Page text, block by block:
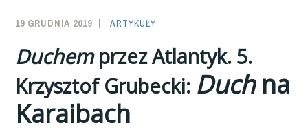
19 GRUDNIA 2019
SAILOR-
ARTYKUŁY
Duchemprzez Atlantyk. 5.
Krzysztof Grubecki: Duchna
Karaibach